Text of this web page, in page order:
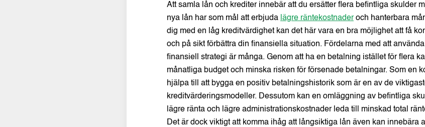
Att samla lån och krediter innebär att du ersätter flera befintliga skulder
nya lån har som mål att erbjuda lägre räntekostnaderoch hanterbara
dig med en låg kreditvärdighet kan det här vara en bra möjlighet att få
och på sikt förbättra din finansiella situation. Fördelarna med att
finansiell strategi är många. Genom att ha en betalning istället för flera
månatliga budget och minska risken för försenade betalningar. Som en
hjälpa till att bygga en positiv betalningshistorik som är en av de
kreditvärderingsmodeller. Dessutom kan en omläggning av befintliga
lägre ränta och lägre administrationskostnader leda till minskad total
Det är dock viktigt att komma ihåg att långsiktiga lån även kan innebära